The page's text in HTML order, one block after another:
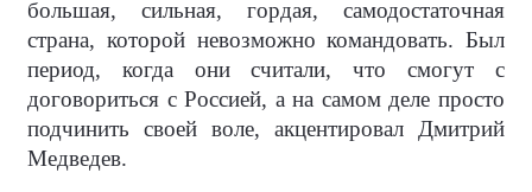
большая, сильная, гордая, самодостаточная
страна, которой невозможно командовать. Был
период, когда они считали, что смогут с
договориться с Россией, а на самом деле просто
подчинить своей воле, акцентировал Дмитрий
Медведев.